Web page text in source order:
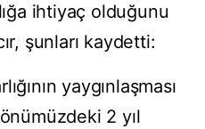
ihtiyaç olduğunu
şunları kaydetti:
yaygınlaşması
2 yıl